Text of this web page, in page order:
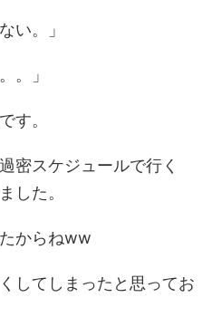
い。」
。」
す。
密スケジュールで行く
した。
からねww
してしまったと思ってお